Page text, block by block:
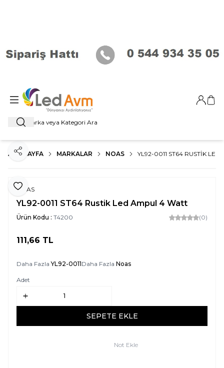
Ara
Giriş
ANA SAYFA MARKALAR NOAS YL92-0011 ST64 RUSTIK
Favoriye Ekle
Paylaş
NOAS
YL92-0011 ST64 Rustik Led Ampul 4 Watt
Ürün Kodu : T4200 (0)
111,66 TL
Daha FazlaYL92-0011Daha Fazla Noas
Adet
SEPETE EKLE
Not Ekle